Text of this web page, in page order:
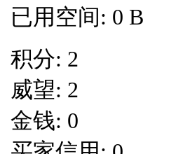
已用空间: 0 B
积分: 2
威望: 2
金钱: 0